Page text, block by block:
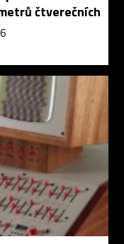
čtverečních